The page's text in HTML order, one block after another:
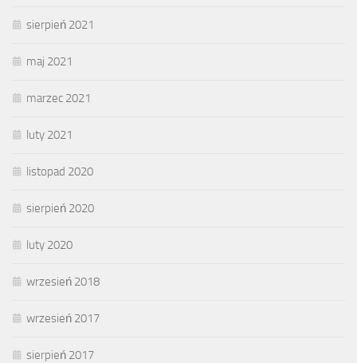
sierpień 2021
maj 2021
marzec 2021
luty 2021
listopad 2020
sierpień 2020
luty 2020
wrzesień 2018
wrzesień 2017
sierpień 2017